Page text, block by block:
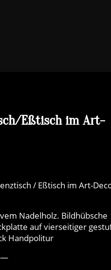
Eßtisch im Art-
/ Eßtisch im Art-
Nadelholz. Bildhübsche
auf vierseitiger
Handpolitur